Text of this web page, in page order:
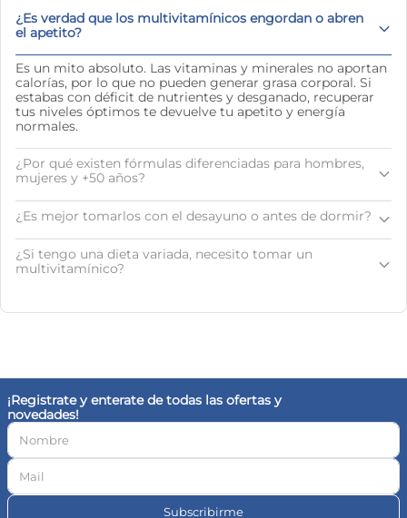
¿Es verdad que los multivitamínicos engordan o abren
el apetito?
Es un mito absoluto. Las vitaminas y minerales no aportan
calorías, por lo que no pueden generar grasa corporal. Si
estabas con déficit de nutrientes y desganado, recuperar
tus niveles óptimos te devuelve tu apetito y energía
normales.
¿Por qué existen fórmulas diferenciadas para hombres,
mujeres y +50 años?
¿Es mejor tomarlos con el desayuno o antes de dormir?
¿Si tengo una dieta variada, necesito tomar un
multivitamínico?
¡Registrate y enterate de todas las ofertas y
novedades!
Subscribirme